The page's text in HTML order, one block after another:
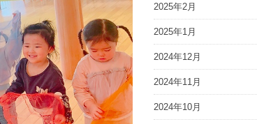
2025年2月
2025年1月
2024年12月
2024年11月
2024年10月